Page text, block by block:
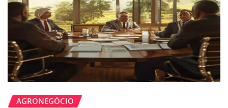
AGRONEGÓCIO